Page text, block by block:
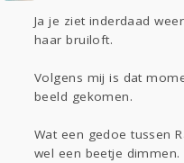
Ja je ziet inderdaad
haar bruiloft.
Volgens mij is dat
beeld gekomen.
Wat een gedoe tussen
wel een beetje